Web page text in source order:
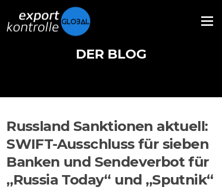
Menü
DER BLOG
Russland Sanktionen aktuell:
SWIFT-Ausschluss für sieben
Banken und Sendeverbot für
„Russia Today“ und „Sputnik“